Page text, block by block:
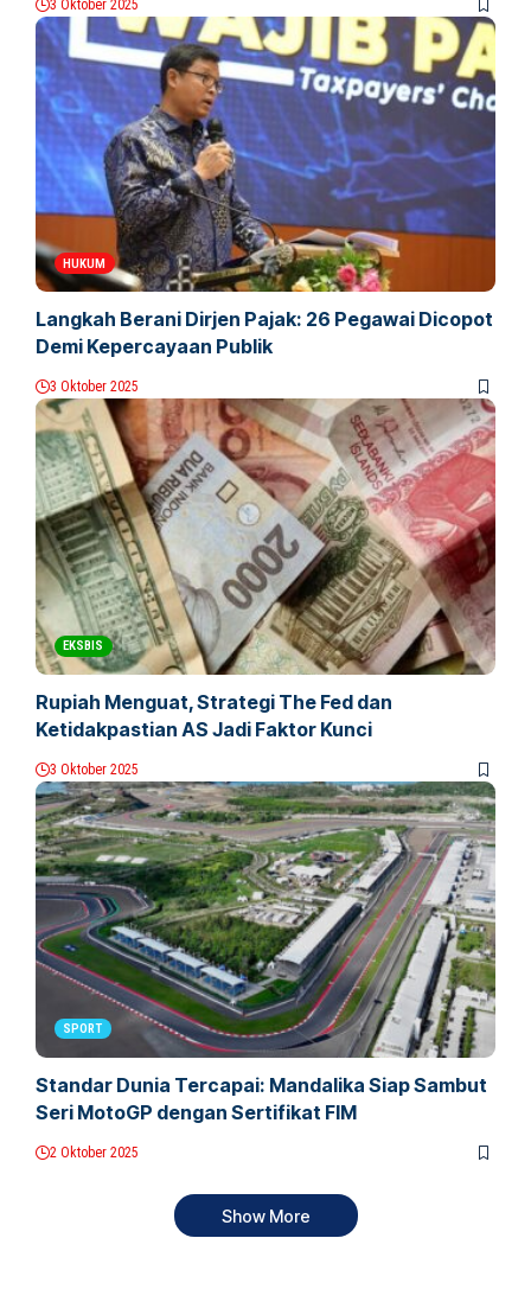
3 Oktober 2025
HUKUM
Langkah Berani Dirjen Pajak: 26 Pegawai Dicopot
Demi Kepercayaan Publik
3 Oktober 2025
EKSBIS
Rupiah Menguat, Strategi The Fed dan
Ketidakpastian AS Jadi Faktor Kunci
3 Oktober 2025
SPORT
Standar Dunia Tercapai: Mandalika Siap Sambut
Seri MotoGP dengan Sertifikat FIM
2 Oktober 2025
Show More